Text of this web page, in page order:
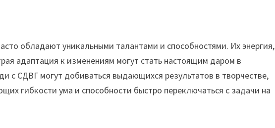
обладают уникальными талантами и способностями. Их энергия,
адаптация к изменениям могут стать настоящим даром в
с СДВГ могут добиваться выдающихся результатов в творчестве,
гибкости ума и способности быстро переключаться с задачи на